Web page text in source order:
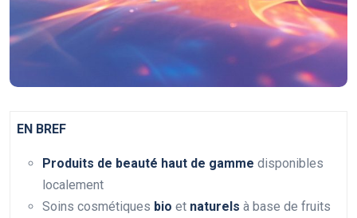
EN BREF
Produits de beauté haut de gamme disponibles
localement
Soins cosmétiques bio et naturels à base de fruits